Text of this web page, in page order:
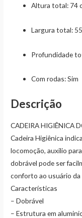
Altura total: 74
Largura total:
Profundidade
Com rodas: Sim
Descrição
CADEIRA HIGIÊNICA
Cadeira Higiênica
locomoção, auxilio
dobrável pode ser
conforto ao usuário da
Características
– Dobrável
– Estrutura em